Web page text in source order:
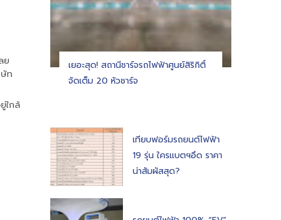
ย
ท
ใกล้
เยอะสุด! สถานีชาร์จรถไฟฟ้าศูนย์สิริกิติ์
จัดเต็ม 20 หัวชาร์จ
เทียบฟอร์มรถยนต์ไฟฟ้า
19 รุ่น ใครแบตฯอึด ราคา
น่าสัมผัสสุด?